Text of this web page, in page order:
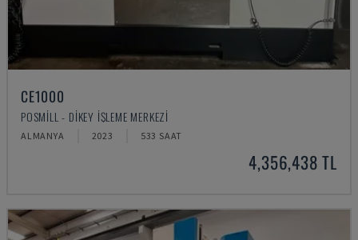
CE1000
POSMILL - DIKEY İŞLEME MERKEZI
ALMANYA 2023 533 SAAT
4,356,438 TL